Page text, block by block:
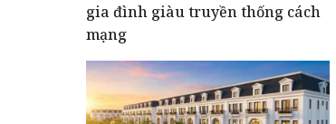
gia đình giàu truyền thống cách
mạng